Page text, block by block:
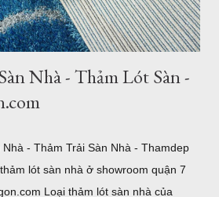
Gian Phò...
Nhà - Thảm Lót Sàn -
- Thảm Trải Sàn Nhà - Thamdep
lót sàn nhà ở showroom quận 7
Loại thảm lót sàn nhà của